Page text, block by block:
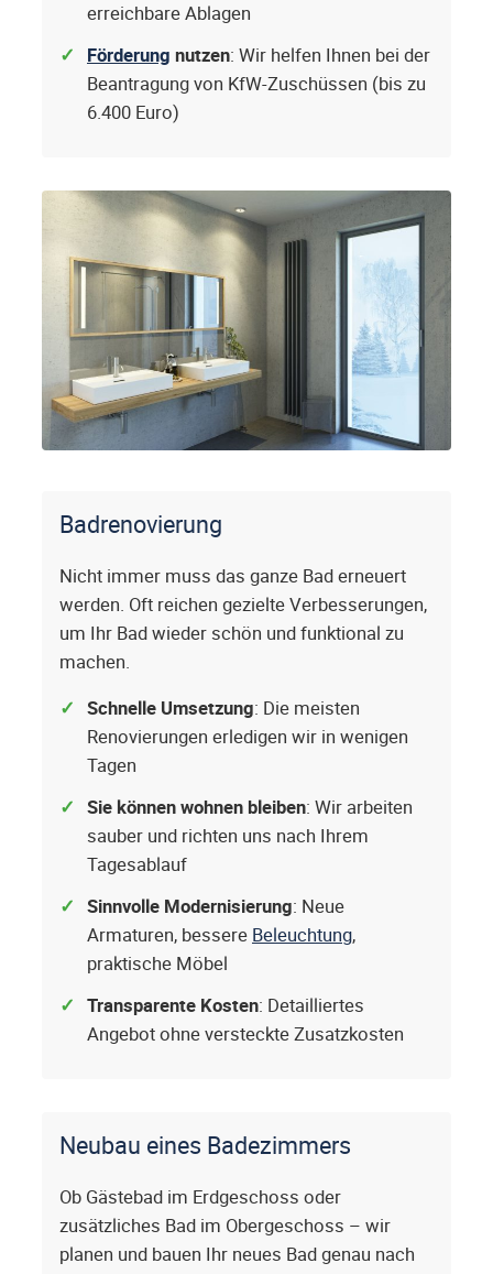
erreichbare Ablagen
Förderung nutzen: Wir helfen Ihnen bei der
Beantragung von KfW-Zuschüssen (bis zu
6.400 Euro)
Badrenovierung
Nicht immer muss das ganze Bad erneuert
werden. Oft reichen gezielte Verbesserungen,
um Ihr Bad wieder schön und funktional zu
machen.
Schnelle Umsetzung: Die meisten
Renovierungen erledigen wir in wenigen
Tagen
Sie können wohnen bleiben: Wir arbeiten
sauber und richten uns nach Ihrem
Tagesablauf
Sinnvolle Modernisierung: Neue
Armaturen, bessere Beleuchtung,
praktische Möbel
Transparente Kosten: Detailliertes
Angebot ohne versteckte Zusatzkosten
Neubau eines Badezimmers
Ob Gästebad im Erdgeschoss oder
zusätzliches Bad im Obergeschoss – wir
planen und bauen Ihr neues Bad genau nach